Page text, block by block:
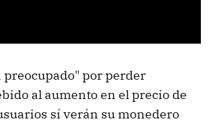
preocupado" por perder
al aumento en el precio de
sí verán su monedero